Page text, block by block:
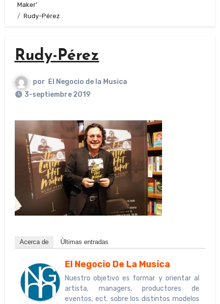
Maker’
Rudy-Pérez
Rudy-Pérez
por El Negocio de la Musica
3-septiembre 2019
Acerca de Últimas entradas
El Negocio De La Musica
Nuestro objetivo es formar y orientar al
artista, managers, productores de
eventos, ect. sobre los distintos modelos